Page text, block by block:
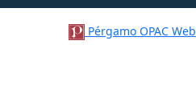
Pérgamo OPAC Web